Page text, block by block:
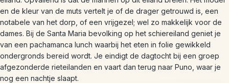
en de kleur van de muts vertelt je of de drager getrouwd is, een
notabele van het dorp, of een vrijgezel; wel zo makkelijk voor de
dames. Bij de Santa Maria bevolking op het schiereiland geniet je
van een pachamanca lunch waarbij het eten in folie gewikkeld
ondergronds bereid wordt. Je eindigt de dagtocht bij een groep
afgezonderde rieteilanden en vaart dan terug naar Puno, waar je
nog een nachtje slaapt.